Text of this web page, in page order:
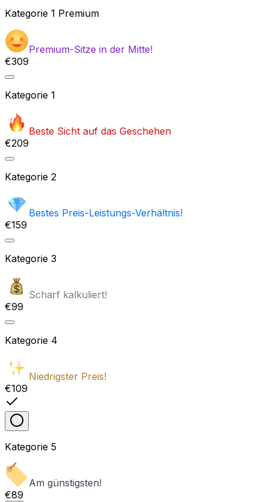
Kategorie 1 Premium
Premium-Sitze in der Mitte!
€309
Kategorie 1
Beste Sicht auf das Geschehen
€209
Kategorie 2
Bestes Preis-Leistungs-Verhältnis!
€159
Kategorie 3
Scharf kalkuliert!
€99
Kategorie 4
Niedrigster Preis!
€109
Kategorie 5
Am günstigsten!
€89